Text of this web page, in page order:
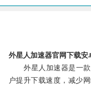
外星人加速器官网下载安
外星人加速器是一款
户提升下载速度，减少